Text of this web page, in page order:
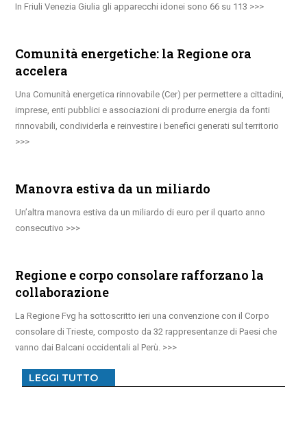
In Friuli Venezia Giulia gli apparecchi idonei sono 66 su 113
Comunità energetiche: la Regione ora
accelera
Una Comunità energetica rinnovabile (Cer) per permettere a cittadini,
imprese, enti pubblici e associazioni di produrre energia da fonti
rinnovabili, condividerla e reinvestire i benefici generati sul territorio
Manovra estiva da un miliardo
Un’altra manovra estiva da un miliardo di euro per il quarto anno
consecutivo
Regione e corpo consolare rafforzano la
collaborazione
La Regione Fvg ha sottoscritto ieri una convenzione con il Corpo
consolare di Trieste, composto da 32 rappresentanze di Paesi che
vanno dai Balcani occidentali al Perù.
LEGGI TUTTO